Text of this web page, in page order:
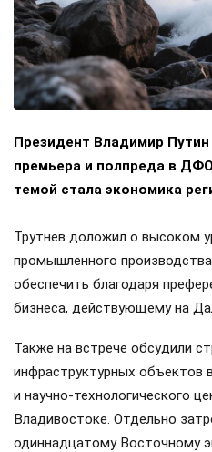
Президент Владимир
премьера и полпреда в
темой стала экономика
Трутнев доложил о высоком
промышленного
обеспечить благодаря
бизнеса, действующему на
Также на встрече обсудили
инфраструктурных объектов
и научно-технологического
Владивостоке. Отдельно
одиннадцатому Восточному